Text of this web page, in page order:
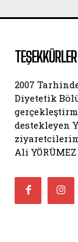
TEŞEKKÜRLER
2007
Diyetetik
destekleyen
Ali YÖRÜMEZ